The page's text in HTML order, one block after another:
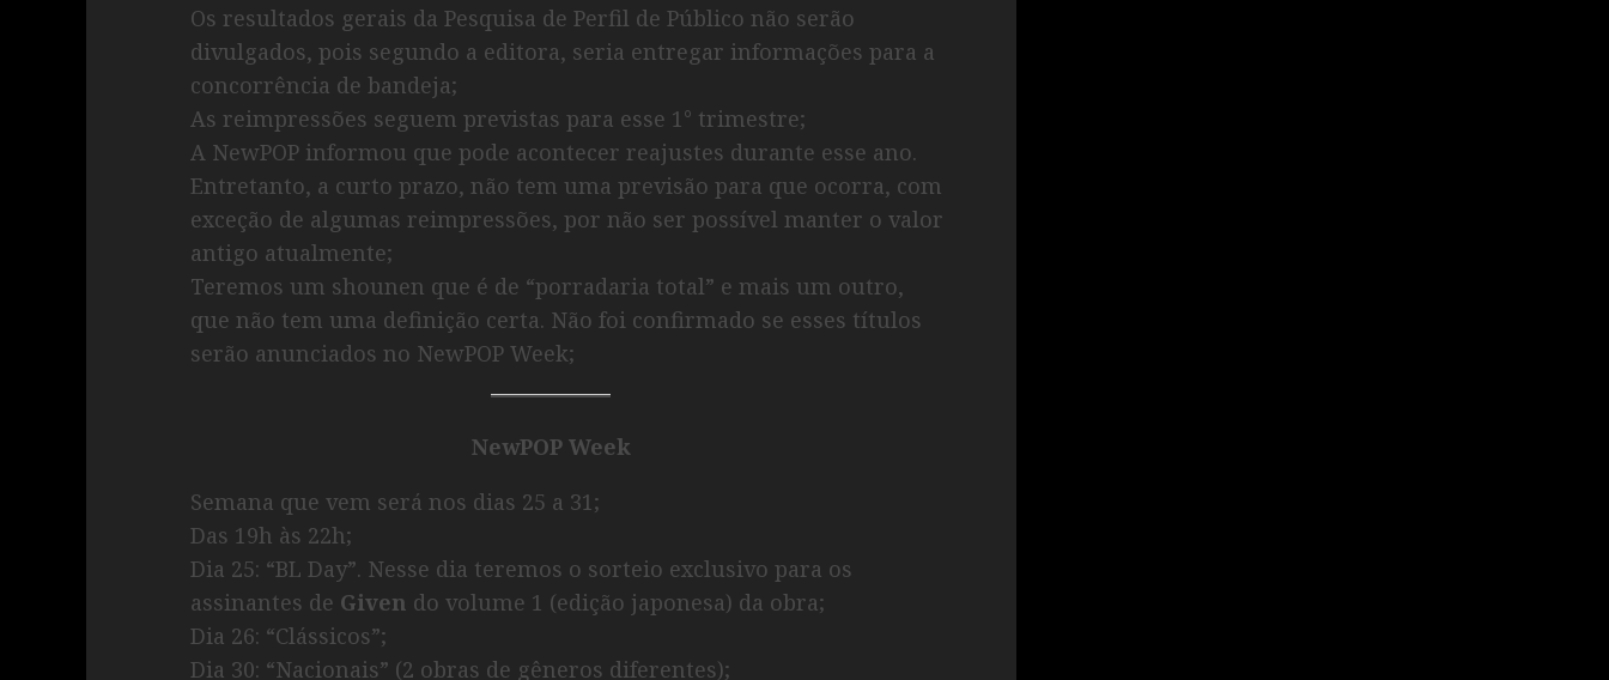
Os resultados gerais da Pesquisa de Perfil de Público não serão
divulgados, pois segundo a editora, seria entregar informações para a
concorrência de bandeja;
As reimpressões seguem previstas para esse 1° trimestre;
A NewPOP informou que pode acontecer reajustes durante esse ano.
Entretanto, a curto prazo, não tem uma previsão para que ocorra, com
exceção de algumas reimpressões, por não ser possível manter o valor
antigo atualmente;
Teremos um shounen que é de “porradaria total” e mais um outro,
que não tem uma definição certa. Não foi confirmado se esses títulos
serão anunciados no NewPOP Week;
NewPOP Week
Semana que vem será nos dias 25 a 31;
Das 19h às 22h;
Dia 25: “BL Day”. Nesse dia teremos o sorteio exclusivo para os
assinantes de Given do volume 1 (edição japonesa) da obra;
Dia 26: “Clássicos”;
Dia 30: “Nacionais” (2 obras de gêneros diferentes);